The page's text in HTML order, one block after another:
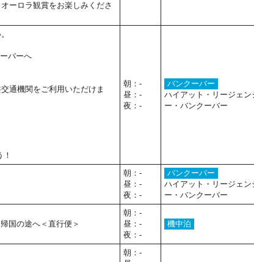
ーロラ観賞をお楽しみくださ
バーへ
通機関をご利用いただけま
朝：-
昼：-
夜：-
バンクーバー
ハイアット・リージェン
ー・バンクーバー
朝：-
昼：-
夜：-
バンクーバー
ハイアット・リージェン
ー・バンクーバー
国の途へ＜直行便＞
朝：-
昼：-
夜：-
機中泊
朝：-